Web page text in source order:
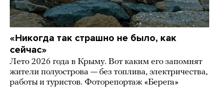
«Никогда так страшно не было, как
сейчас»
Лето 2026 года в Крыму. Вот каким его запомнят
жители полуострова — без топлива, электричества,
работы и туристов. Фоторепортаж «Берега»